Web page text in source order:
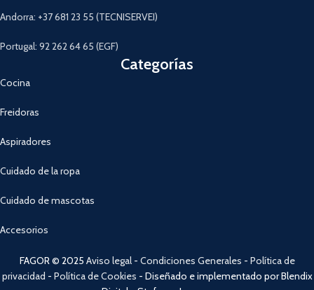
Andorra: +37 681 23 55 (TECNISERVEI)
Portugal: 92 262 64 65 (EGF)
Categorías
Cocina
Freidoras
Aspiradores
Cuidado de la ropa
Cuidado de mascotas
Accesorios
FAGOR © 2025 Aviso legal- Condiciones Generales - Política de
privacidad - Política de Cookies - Diseñado e implementado por Blendix